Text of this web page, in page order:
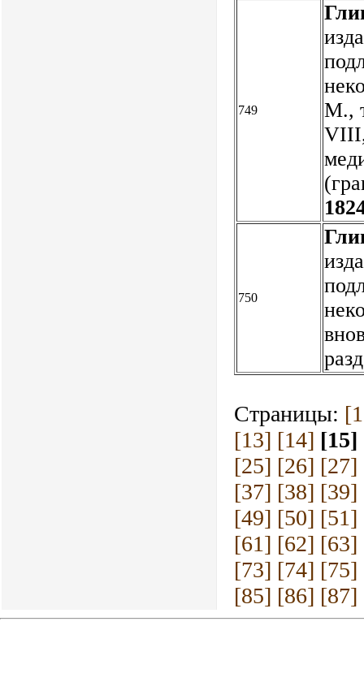
749
М.,
VIII,
750
Страницы:
[13] [14] [15]
[25] [26] [27]
[37] [38] [39]
[49] [50] [51]
[61] [62] [63]
[73] [74] [75]
[85] [86] [87]